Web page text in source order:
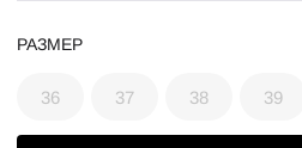
РАЗМЕР
36 37 38 39